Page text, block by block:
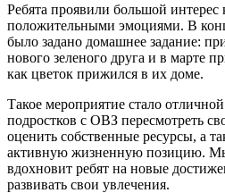
Ребята проявили большой интерес
положительными эмоциями. В
было задано домашнее задание:
нового зеленого друга и в марте
как цветок прижился в их доме.
Такое мероприятие стало
подростков с ОВЗ пересмотреть
оценить собственные ресурсы, а
активную жизненную позицию.
вдохновит ребят на новые
развивать свои увлечения.